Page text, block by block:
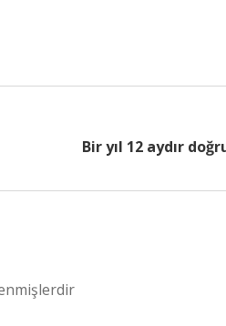
Bir yıl 12 aydır